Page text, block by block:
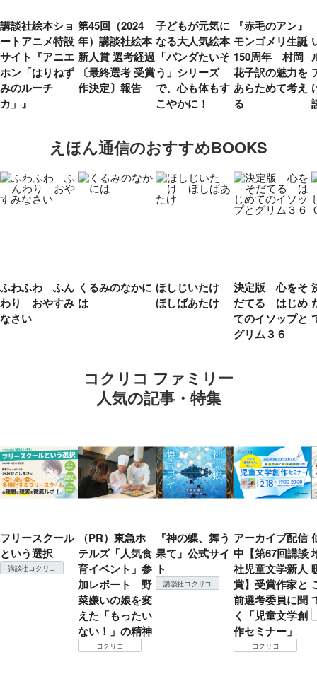
講談社絵本ショ
ートアニメ特設
サイト『アニエ
ホン「はりねず
みのルーチ
カ」』
第45回（2024
年）講談社絵本
新人賞 選考経過
〔最終選考 受賞
作決定〕報告
子どもが元気に
なる大人気絵本
「パンダたいそ
う」シリーズ
で、心も体もす
こやかに！
『赤毛のアン』
モンゴメリ生誕
150周年 村岡
花子訳の魅力を
あらためて考え
る
えほん通信のおすすめBOOKS
ふわふわ ふん
わり おやすみ
なさい
くるみのなかに
は
ほしじいたけ
ほしばあたけ
決定版 心をそ
だてる はじめ
てのイソップと
グリム３６
コクリコ ファミリー
人気の記事・特集
フリースクール
という選択
講談社コクリコ
（PR）東急ホ
テルズ「人気食
育イベント」参
加レポート 野
菜嫌いの娘を変
えた「もったい
ない！」の精神
コクリコ
『神の蝶、舞う
果て』公式サイ
ト
講談社コクリコ
アーカイブ配信
中【第67回講談
社児童文学新人
賞】受賞作家と
前選考委員に聞
く「児童文学創
作セミナー」
コクリコ